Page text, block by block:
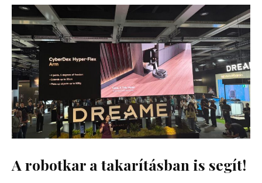
A robotkar a takarításban is segít!